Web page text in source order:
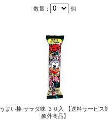
数量： 個
うまい棒 サラダ味 ３０入 【送料サービス
象外商品】